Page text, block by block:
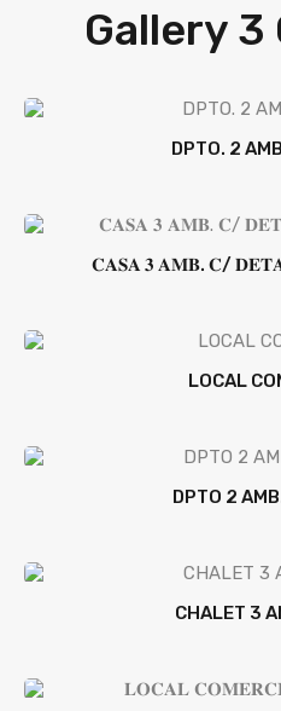
Gallery 3
DPTO. 2
𝐂𝐀𝐒𝐀 𝟑 𝐀𝐌𝐁. 𝐂/
LOCAL
DPTO 2
CHALET 3